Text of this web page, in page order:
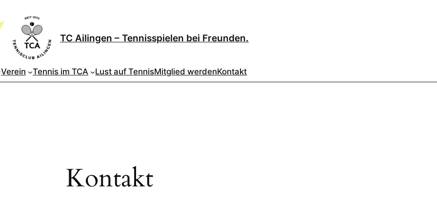
TC Ailingen – Tennisspielen bei Freunden.
Verein Tennis im TCA Lust auf TennisMitglied werdenKontakt
Kontakt